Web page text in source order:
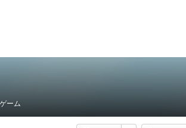
ゲーム